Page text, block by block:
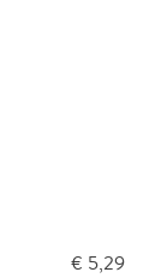
€ 5,29